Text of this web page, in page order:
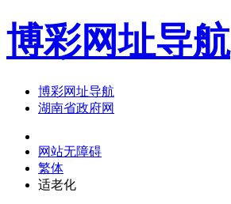
博彩网址导航
博彩网址导航
湖南省政府网
网站无障碍
繁体
适老化